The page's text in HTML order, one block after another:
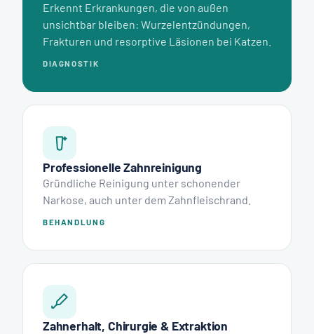
Erkennt Erkrankungen, die von außen
unsichtbar bleiben: Wurzelentzündungen,
Frakturen und resorptive Läsionen bei Katzen.
DIAGNOSTIK
Professionelle Zahnreinigung
Gründliche Reinigung unter schonender
Narkose, auch unter dem Zahnfleischrand.
BEHANDLUNG
Zahnerhalt, Chirurgie & Extraktion